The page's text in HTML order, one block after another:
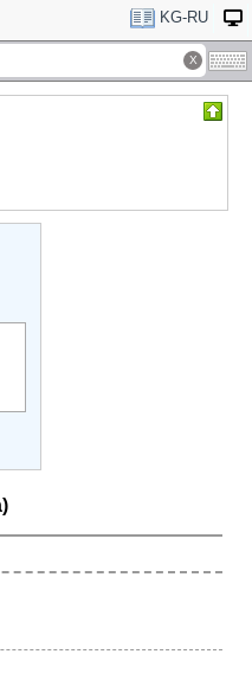
KG-RU